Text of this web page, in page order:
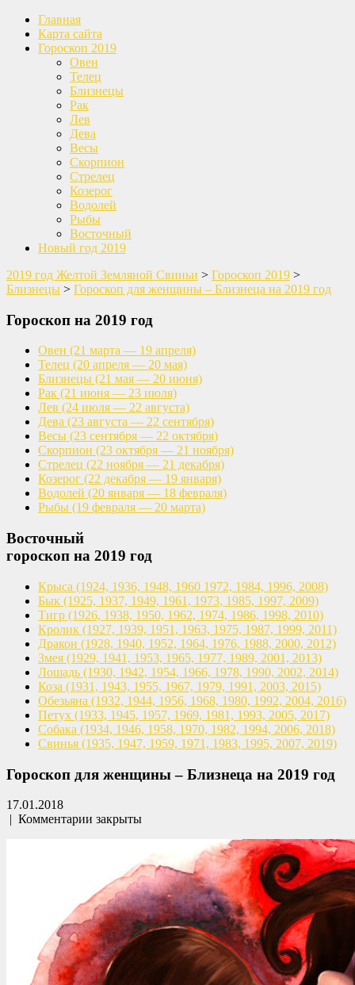
Главная
Карта сайта
Гороскоп 2019
Овен
Телец
Близнецы
Рак
Лев
Дева
Весы
Скорпион
Стрелец
Козерог
Водолей
Рыбы
Восточный
Новый год 2019
2019 год Желтой Земляной Свиньи > Гороскоп 2019 >
Близнецы > Гороскоп для женщины – Близнеца на 2019 год
Гороскоп на 2019 год
Овен (21 марта — 19 апреля)
Телец (20 апреля — 20 мая)
Близнецы (21 мая — 20 июня)
Рак (21 июня — 23 июля)
Лев (24 июля — 22 августа)
Дева (23 августа — 22 сентября)
Весы (23 сентября — 22 октября)
Скорпион (23 октября — 21 ноября)
Стрелец (22 ноября — 21 декабря)
Козерог (22 декабря — 19 января)
Водолей (20 января — 18 февраля)
Рыбы (19 февраля — 20 марта)
Восточный
гороскоп на 2019 год
Крыса (1924, 1936, 1948, 1960 1972, 1984, 1996, 2008)
Бык (1925, 1937, 1949, 1961, 1973, 1985, 1997, 2009)
Тигр (1926, 1938, 1950, 1962, 1974, 1986, 1998, 2010)
Кролик (1927, 1939, 1951, 1963, 1975, 1987, 1999, 2011)
Дракон (1928, 1940, 1952, 1964, 1976, 1988, 2000, 2012)
Змея (1929, 1941, 1953, 1965, 1977, 1989, 2001, 2013)
Лошадь (1930, 1942, 1954, 1966, 1978, 1990, 2002, 2014)
Коза (1931, 1943, 1955, 1967, 1979, 1991, 2003, 2015)
Обезьяна (1932, 1944, 1956, 1968, 1980, 1992, 2004, 2016)
Петух (1933, 1945, 1957, 1969, 1981, 1993, 2005, 2017)
Собака (1934, 1946, 1958, 1970, 1982, 1994, 2006, 2018)
Свинья (1935, 1947, 1959, 1971, 1983, 1995, 2007, 2019)
Гороскоп для женщины – Близнеца на 2019 год
17.01.2018
| Комментарии закрыты